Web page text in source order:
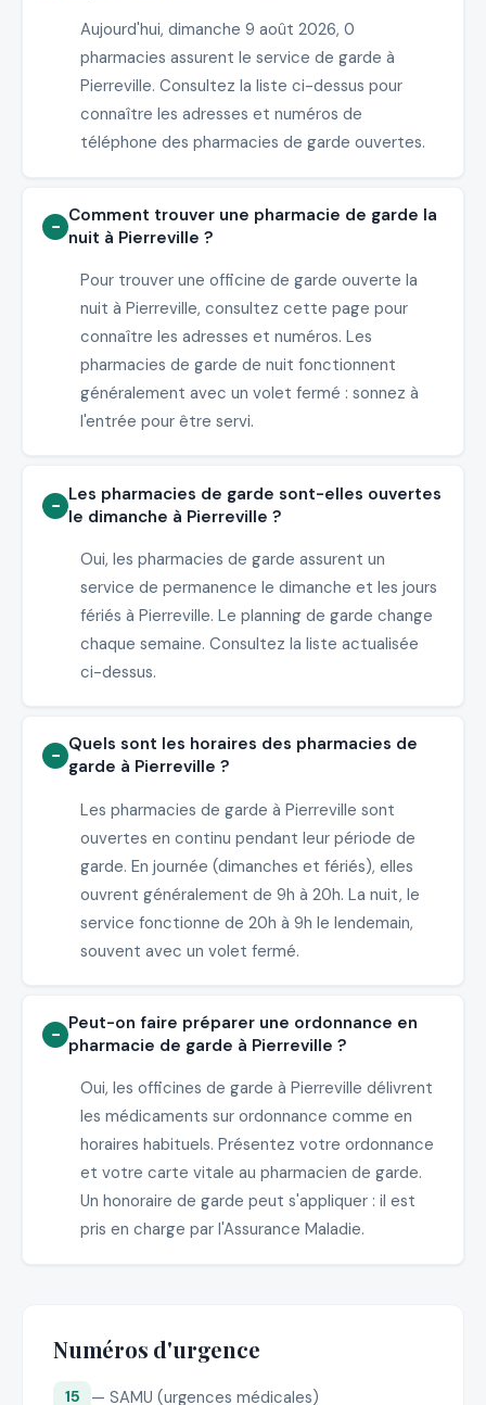
Aujourd'hui, dimanche 9 août 2026, 0
pharmacies assurent le service de garde à
Pierreville. Consultez la liste ci-dessus pour
connaître les adresses et numéros de
téléphone des pharmacies de garde ouvertes.
Comment trouver une pharmacie de garde la
nuit à Pierreville ?
Pour trouver une officine de garde ouverte la
nuit à Pierreville, consultez cette page pour
connaître les adresses et numéros. Les
pharmacies de garde de nuit fonctionnent
généralement avec un volet fermé : sonnez à
l'entrée pour être servi.
Les pharmacies de garde sont-elles ouvertes
le dimanche à Pierreville ?
Oui, les pharmacies de garde assurent un
service de permanence le dimanche et les jours
fériés à Pierreville. Le planning de garde change
chaque semaine. Consultez la liste actualisée
ci-dessus.
Quels sont les horaires des pharmacies de
garde à Pierreville ?
Les pharmacies de garde à Pierreville sont
ouvertes en continu pendant leur période de
garde. En journée (dimanches et fériés), elles
ouvrent généralement de 9h à 20h. La nuit, le
service fonctionne de 20h à 9h le lendemain,
souvent avec un volet fermé.
Peut-on faire préparer une ordonnance en
pharmacie de garde à Pierreville ?
Oui, les officines de garde à Pierreville délivrent
les médicaments sur ordonnance comme en
horaires habituels. Présentez votre ordonnance
et votre carte vitale au pharmacien de garde.
Un honoraire de garde peut s'appliquer : il est
pris en charge par l'Assurance Maladie.
Numéros d'urgence
15 — SAMU (urgences médicales)